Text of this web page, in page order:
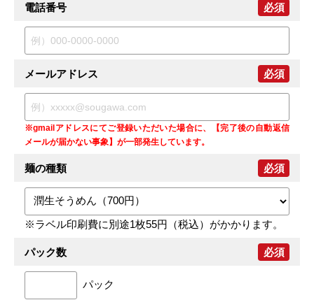
電話番号 必須
メールアドレス 必須
※gmailアドレスにてご登録いただいた場合に、【完了後の自動返信
メールが届かない事象】が一部発生しています。
麺の種類 必須
※ラベル印刷費に別途1枚55円（税込）がかかります。
パック数 必須
パック